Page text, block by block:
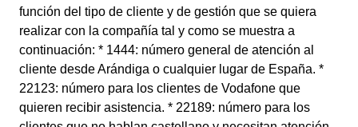
función del tipo de cliente y de gestión que se quiera
realizar con la compañía tal y como se muestra a
continuación: * 1444: número general de atención al
cliente desde Arándiga o cualquier lugar de España. *
22123: número para los clientes de Vodafone que
quieren recibir asistencia. * 22189: número para los